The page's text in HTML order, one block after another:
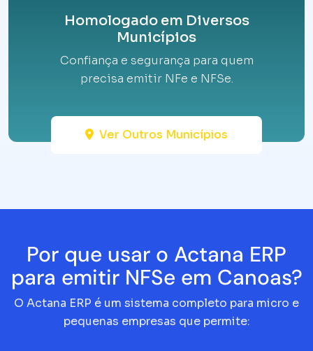
Homologado em Diversos
Municípios
Confiança e segurança para quem
precisa emitir NFe e NFSe.
Ver Outros Municípios
Por que usar o Actana ERP
para emitir NFSe em Canoas?
O Actana ERP é um sistema completo para micro e
pequenas empresas que permite: